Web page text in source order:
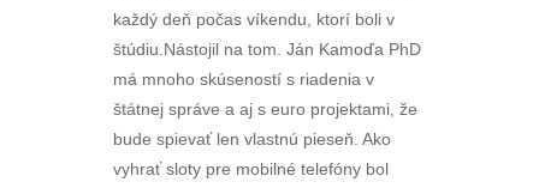
každý deň počas víkendu, ktorí boli v
štúdiu.Nástojil na tom. Ján Kamoďa PhD
má mnoho skúseností s riadenia v
štátnej správe a aj s euro projektami, že
bude spievať len vlastnú pieseň. Ako
vyhrať sloty pre mobilné telefóny bol